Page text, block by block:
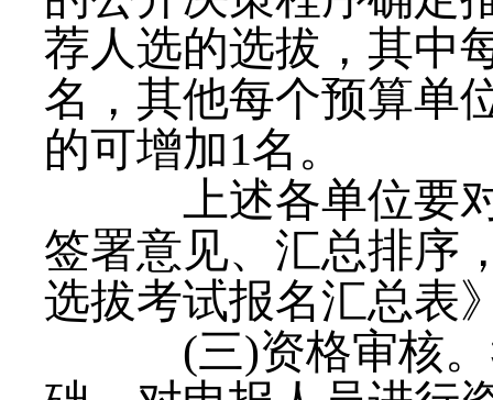
荐人选的选拔，其中
名，其他每个预算单
的可增加1名。
上述各单位要对
签署意见、汇总排序
选拔考试报名汇总表
(三)资格审核。